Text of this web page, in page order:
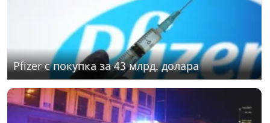
Pfizer с покупка за 43 млрд. долара